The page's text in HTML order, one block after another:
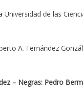
Universidad de las
A. Fernández
– Negras: Pedro